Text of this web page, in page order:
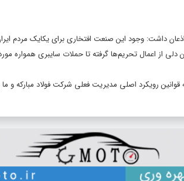
داشت: وجود این صنعت افتخاری برای یکایک مردم
از اعمال تحریم‌ها گرفته تا حملات سایبری همواره
رویکرد اصلی مدیریت فعلی شرکت فولاد مبارکه و